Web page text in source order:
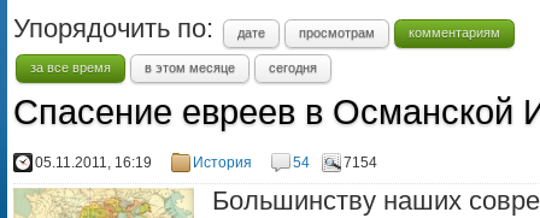
Упорядочить по: дате просмотрам комментариям
за все время в этом месяце сегодня
Спасение евреев в Османской
05.11.2011, 16:19 История 54 7154
Большинству наших